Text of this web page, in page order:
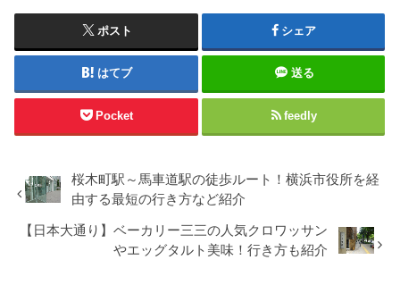
ポスト シェア
はてブ 送る
Pocket feedly
桜木町駅～馬車道駅の徒歩ルート！横浜市役所を経
由する最短の行き方など紹介
【日本大通り】ベーカリー三三の人気クロワッサン
やエッグタルト美味！行き方も紹介